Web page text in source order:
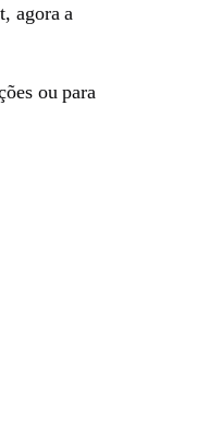
agora a
ou para